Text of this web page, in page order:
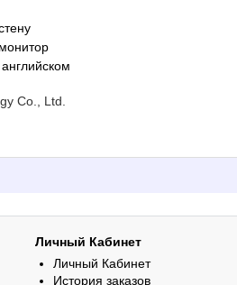
Co., Ltd.
Личный Кабинет
Личный Кабинет
История заказов